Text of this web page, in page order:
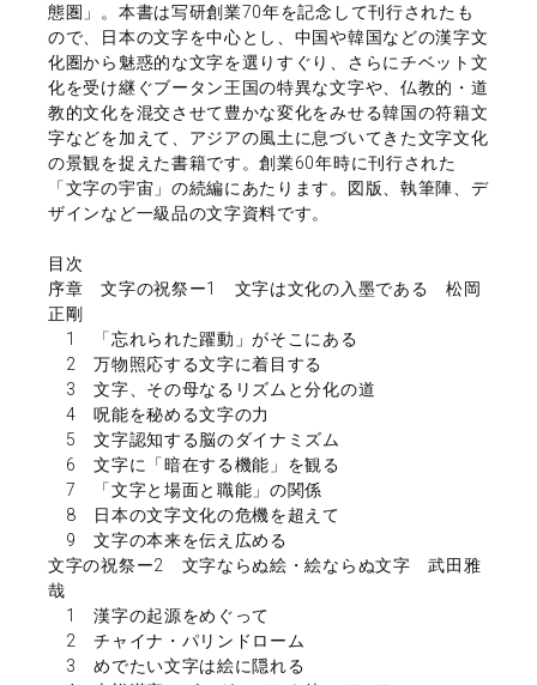
態圏」。本書は写研創業70年を記念して刊行されたも
ので、日本の文字を中心とし、中国や韓国などの漢字文
化圏から魅惑的な文字を選りすぐり、さらにチベット文
化を受け継ぐブータン王国の特異な文字や、仏教的・道
教的文化を混交させて豊かな変化をみせる韓国の符籍文
字などを加えて、アジアの風土に息づいてきた文字文化
の景観を捉えた書籍です。創業60年時に刊行された
「文字の宇宙」の続編にあたります。図版、執筆陣、デ
ザインなど一級品の文字資料です。
目次
序章 文字の祝祭ー1 文字は文化の入墨である 松岡
正剛
1 「忘れられた躍動」がそこにある
2 万物照応する文字に着目する
3 文字、その母なるリズムと分化の道
4 呪能を秘める文字の力
5 文字認知する脳のダイナミズム
6 文字に「暗在する機能」を観る
7 「文字と場面と職能」の関係
8 日本の文字文化の危機を超えて
9 文字の本来を伝え広める
文字の祝祭ー2 文字ならぬ絵・絵ならぬ文字 武田雅
哉
1 漢字の起源をめぐって
2 チャイナ・パリンドローム
3 めでたい文字は絵に隠れる